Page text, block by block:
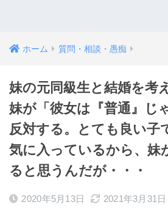
ホーム 質問・相談・愚痴
妹の元同級生と結婚を考
妹が「彼女は『普通』じ
反対する。とても良い子
気に入っているから、妹
ると思うんだが・・・
2020年5月13日 2021年3月31日